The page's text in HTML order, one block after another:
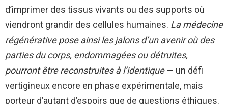
d’imprimer des tissus vivants ou des supports où
viendront grandir des cellules humaines. La médecine
régénérative pose ainsi les jalons d’un avenir où des
parties du corps, endommagées ou détruites,
pourront être reconstruites à l’identique— un défi
vertigineux encore en phase expérimentale, mais
porteur d’autant d’espoirs que de questions éthiques.